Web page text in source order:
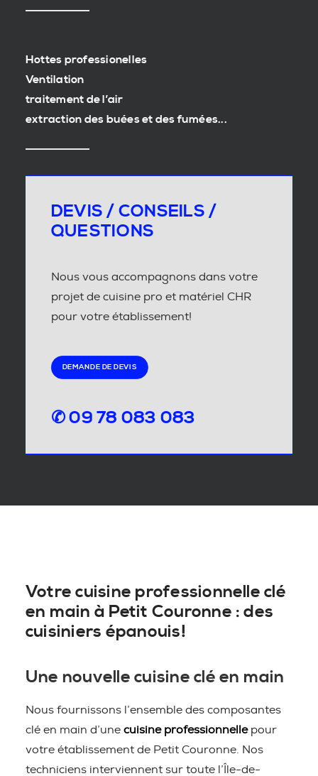
Hottes professionelles
Ventilation
traitement de l’air
extraction des buées et des fumées...
DEVIS / CONSEILS /
QUESTIONS
Nous vous accompagnons dans votre
projet de cuisine pro et matériel CHR
pour votre établissement!
DEMANDE DE DEVIS
✆ 09 78 083 083
Votre cuisine professionnelle clé
en main à Petit Couronne : des
cuisiniers épanouis!
Une nouvelle cuisine clé en main
Nous fournissons l’ensemble des composantes
clé en main d’une cuisine professionnellepour
votre établissement de Petit Couronne. Nos
techniciens interviennent sur toute l’Île-de-